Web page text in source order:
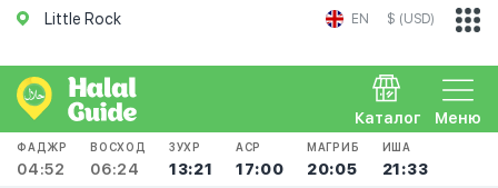
Little Rock EN $ (USD)
Меню
Каталог
ФАДЖР
04:52
ВОСХОД
06:24
ЗУХР
13:21
АСР
17:00
МАГРИБ
20:05
ИША
21:33